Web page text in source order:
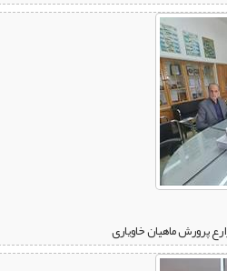
پرورش ماهیان خاویاری